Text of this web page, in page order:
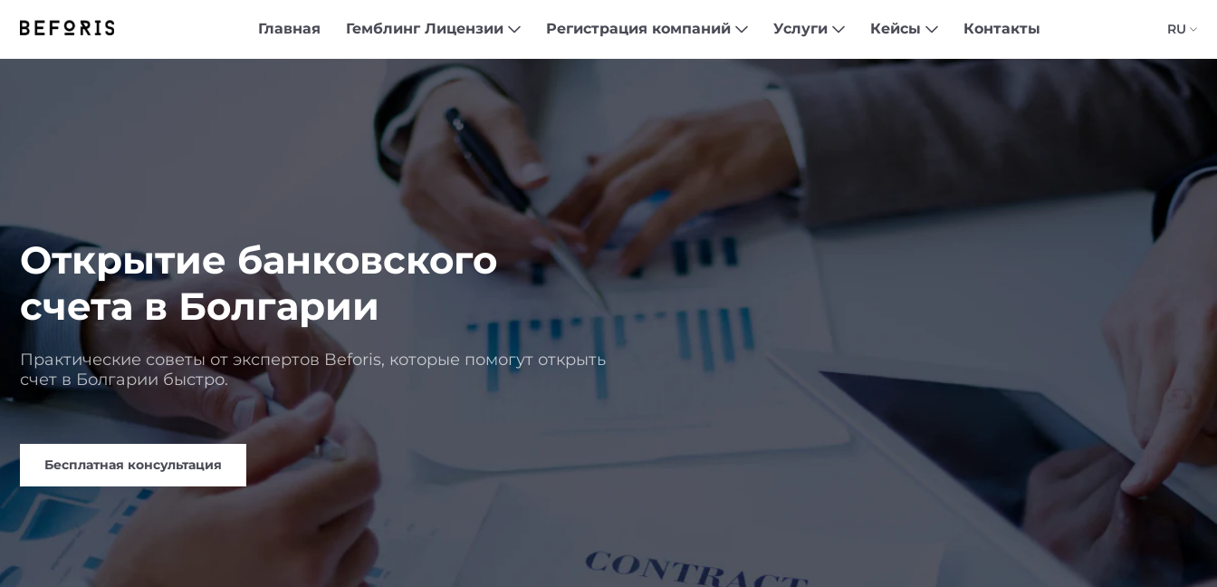
Главная Гемблинг Лицензии Регистрация компаний Услуги Кейсы Контакты RU
Открытие банковского
счета в Болгарии
Практические советы от экспертов Beforis, которые помогут открыть
счет в Болгарии быстро.
Бесплатная консультация